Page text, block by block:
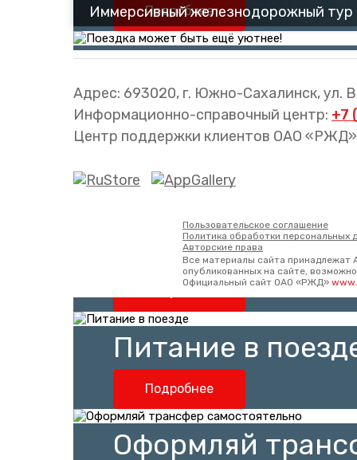
Подробнее
Поездка может
уютнее!
попала в стоп-
Подробнее
Питание в
Подробнее
Оформляй
Иммерсивный железнодорожный
Адрес: 693020, г. Южно-Сахалинск, ул.
Информационно-справочный центр: +7
Центр поддержки клиентов ОАО
Пользовательское соглашение
Политика обработки персональных
Авторские права
Все материалы сайта принадлежат
опубликованных на сайте,
Официальный сайт ОАО «РЖД»